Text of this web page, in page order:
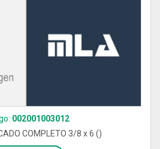
002001003012
COMPLETO 3/8 x 6 ()